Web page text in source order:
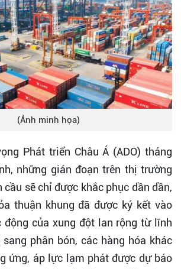
(Ảnh minh họa)
Phát triển Châu Á (ADO) tháng
những gián đoạn trên thị trường
sẽ chỉ được khắc phục dần dần,
thuận khung đã được ký kết vào
động của xung đột lan rộng từ lĩnh
phân bón, các hàng hóa khác
ứng, áp lực lạm phát được dự báo